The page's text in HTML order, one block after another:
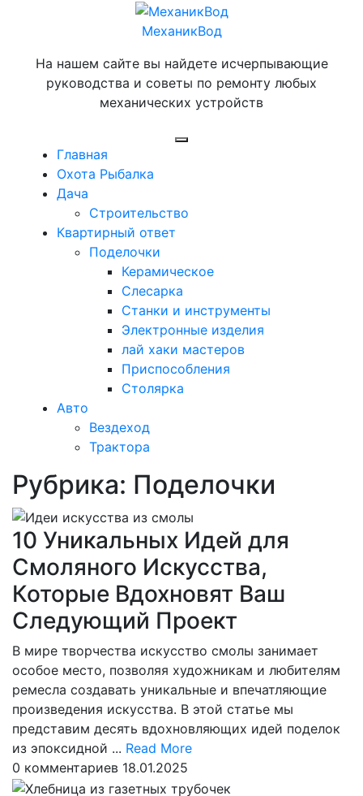
МеханикВод
На нашем сайте вы найдете исчерпывающие
руководства и советы по ремонту любых
механических устройств
Главная
Охота Рыбалка
Дача
Строительство
Квартирный ответ
Поделочки
Керамическое
Слесарка
Станки и инструменты
Электронные изделия
лай хаки мастеров
Приспособления
Столярка
Авто
Вездеход
Трактора
Закрыть
меню
Рубрика: Поделочки
10 Уникальных Идей для
Смоляного Искусства,
Которые Вдохновят Ваш
Следующий Проект
В мире творчества искусство смолы занимает
особое место, позволяя художникам и любителям
ремесла создавать уникальные и впечатляющие
произведения искусства. В этой статье мы
представим десять вдохновляющих идей поделок
из эпоксидной ... Read MoreRead
0 комментариев 18.01.2025